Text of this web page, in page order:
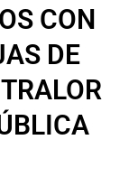
CON
DE